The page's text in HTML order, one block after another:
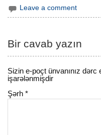
Leave a comment
Bir cavab yazın
Sizin e-poçt ünvanınız dərc
işarələnmişdir
Şərh*